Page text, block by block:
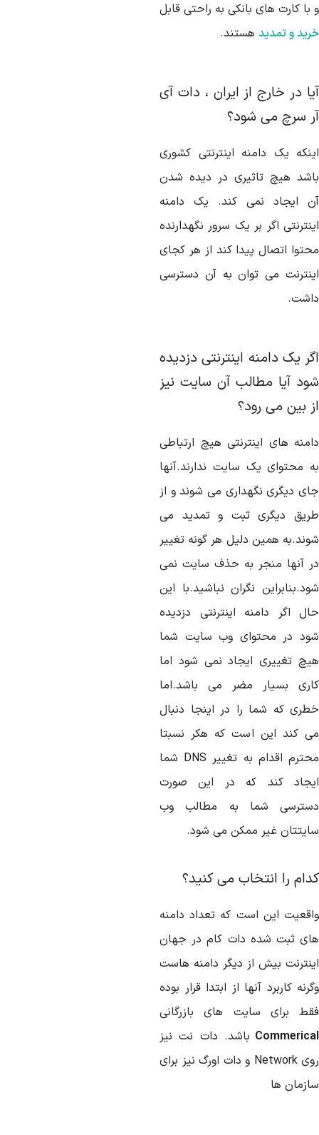
با کارت های بانکی به راحتی قابل
و تمدیدهستند.
در خارج از ایران ، دات آی
سرچ می شود؟
یک دامنه اینترنتی کشوری
هیچ تاثیری در دیده شدن
ایجاد نمی کند. یک دامنه
اگر بر یک سرور نگهدارنده
اتصال پیدا کند از هر کجای
می توان به آن دسترسی
یک دامنه اینترنتی دزدیده
آیا مطالب آن سایت نیز
بین می رود؟
های اینترنتی هیچ ارتباطی
محتوای یک سایت ندارند.آنها
دیگری نگهداری می شوند و از
دیگری ثبت و تمدید می
همین دلیل هر گونه تغییر
آنها منجر به حذف سایت نمی
نگران نباشید.با این
اگر دامنه اینترنتی دزدیده
در محتوای وب سایت شما
تغییری ایجاد نمی شود اما
بسیار مضر می باشد.اما
که شما را در اینجا دنبال
کند این است که هکر نسبتا
محترم اقدام به تغییر DNS شما
کند که در این صورت
شما به مطالب وب
غیر ممکن می شود.
را انتخاب می کنید؟
این است که تعداد دامنه
ثبت شده دات کام در جهان
بیش از دیگر دامنه هاست
کاربرد آنها از ابتدا قرار بوده
برای سایت های بازرگانی
باشد. دات نت نیز
روی Network و دات اورگ نیز برای
ها